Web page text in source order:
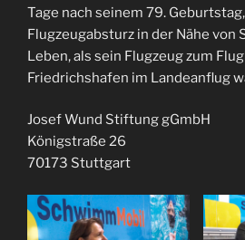
Tage nach seinem 79.
Flugzeugabsturz in der Nähe von
Leben, als sein Flugzeug zum
Friedrichshafen im Landeanflug
Josef Wund Stiftung gGmbH
Königstraße 26
70173 Stuttgart